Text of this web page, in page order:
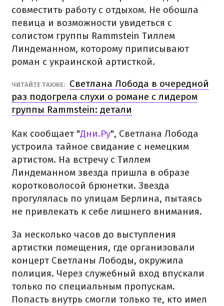
совместить работу с отдыхом. Не обошла
певица и возможности увидеться с
солистом группы Rammstein Тиллем
Линдеманном, которому приписывают
роман с украинской артисткой.
ЧИТАЙТЕ ТАКЖЕ:
Светлана Лобода в очередной
раз подогрела слухи о романе с лидером
группы Rammstein: детали
Как сообщает "Дни.Ру", Светлана Лобода
устроила тайное свидание с немецким
артистом. На встречу с Тиллем
Линдеманном звезда пришла в образе
коротковолосой брюнетки. Звезда
прогулялась по улицам Берлина, пытаясь
не привлекать к себе лишнего внимания.
За несколько часов до выступления
артистки помещения, где организовали
концерт Светланы Лободы, окружила
полиция. Через служебный вход впускали
только по специальным пропускам.
Попасть внутрь смогли только те, кто имел